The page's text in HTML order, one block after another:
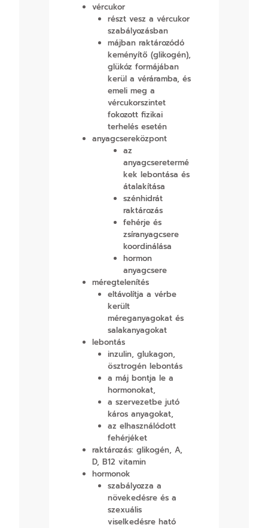
vércukor
részt vesz a vércukor
szabályozásban
májban raktározódó
keményítő (glikogén),
glükóz formájában
kerül a véráramba, és
emeli meg a
vércukorszintet
fokozott fizikai
terhelés esetén
anyagcsereközpont
az
anyagcseretermé
kek lebontása és
átalakítása
szénhidrát
raktározás
fehérje és
zsíranyagcsere
koordinálása
hormon
anyagcsere
méregtelenítés
eltávolítja a vérbe
került
méreganyagokat és
salakanyagokat
lebontás
inzulin, glukagon,
ösztrogén lebontás
a máj bontja le a
hormonokat,
a szervezetbe jutó
káros anyagokat,
az elhasználódott
fehérjéket
raktározás: glikogén, A,
D, B12 vitamin
hormonok
szabályozza a
növekedésre és a
szexuális
viselkedésre ható